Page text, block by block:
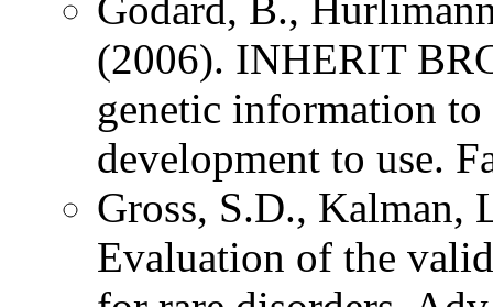
Godard, B.,
(2006). INHERIT
genetic information
development to use.
Gross, S.D.,
Evaluation of the